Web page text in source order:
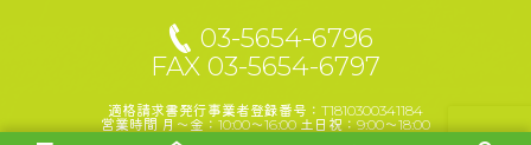
03-5654-6796
FAX 03-5654-6797
適格請求書発行事業者登録番号：T1810300341184
営業時間 月～金：10:00～16:00 土日祝：9:00～18:00